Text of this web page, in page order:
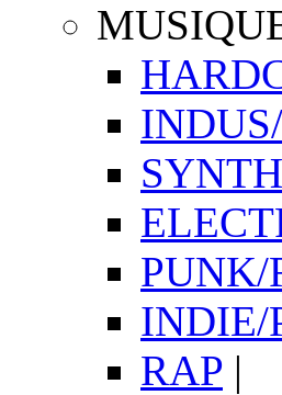
PUNK/
INDIE/
RAP |